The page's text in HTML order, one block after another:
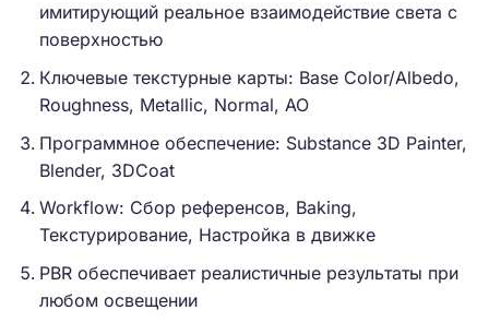
имитирующий реальное взаимодействие света с
поверхностью
Ключевые текстурные карты: Base Color/Albedo,
Roughness, Metallic, Normal, AO
Программное обеспечение: Substance 3D Painter,
Blender, 3DCoat
Workflow: Сбор референсов, Baking,
Текстурирование, Настройка в движке
PBR обеспечивает реалистичные результаты при
любом освещении